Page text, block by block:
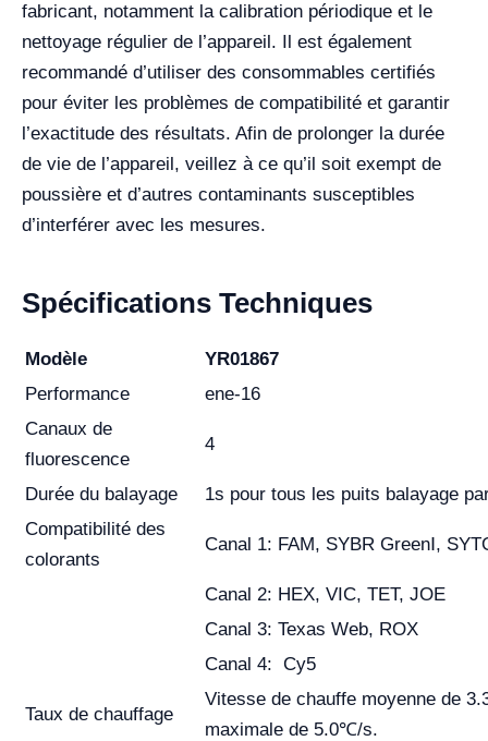
fabricant, notamment la calibration périodique et le
nettoyage régulier de l’appareil. Il est également
recommandé d’utiliser des consommables certifiés
pour éviter les problèmes de compatibilité et garantir
l’exactitude des résultats. Afin de prolonger la durée
de vie de l’appareil, veillez à ce qu’il soit exempt de
poussière et d’autres contaminants susceptibles
d’interférer avec les mesures.
Spécifications Techniques
Modèle
YR01867
Performance
ene-16
Canaux de
fluorescence
4
Durée du balayage
1s pour tous les puits balayage
Compatibilité des
colorants
Canal 1: FAM, SYBR GreenⅠ,
Canal 2: HEX, VIC, TET, JOE
Canal 3: Texas Web, ROX
Canal 4: Cy5
Taux de chauffage
Vitesse de chauffe moyenne de
maximale de 5.0℃/s.